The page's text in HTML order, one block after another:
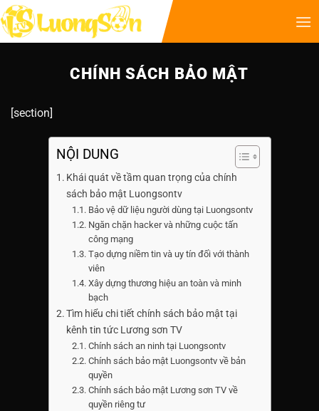
CHÍNH SÁCH BẢO MẬT
[section]
NỘI DUNG
Khái quát về tầm quan trọng của chính
sách bảo mật Luongsontv
Bảo vệ dữ liệu người dùng tại Luongsontv
Ngăn chặn hacker và những cuộc tấn
công mạng
Tạo dựng niềm tin và uy tín đối với thành
viên
Xây dựng thương hiệu an toàn và minh
bạch
Tìm hiểu chi tiết chính sách bảo mật tại
kênh tin tức Lương sơn TV
Chính sách an ninh tại Luongsontv
Chính sách bảo mật Luongsontv về bản
quyền
Chính sách bảo mật Lương sơn TV về
quyền riêng tư